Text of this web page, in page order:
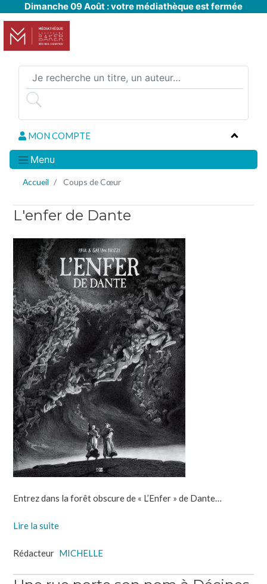
Aller
Dimanche 09 Août : votre médiathèque est fermée
MON COMPTE
Menu
Accueil Coups de Cœur
L'enfer de Dante
Entrez dans la forêt obscure de « L’Enfer » de Dante…
Lire la suite
Rédacteur MICHELLE